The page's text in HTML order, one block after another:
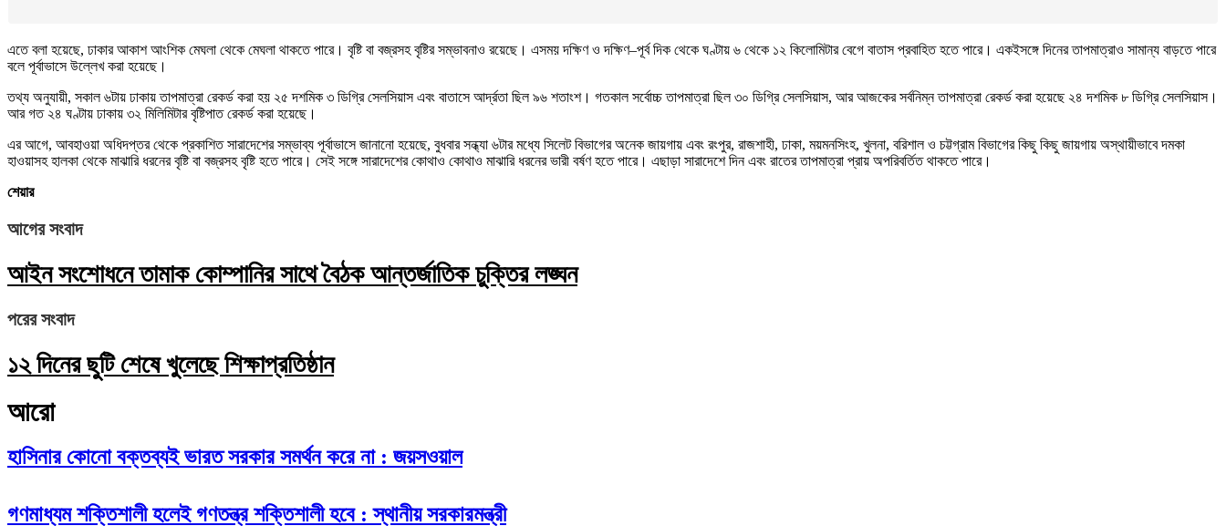
এতে বলা হয়েছে, ঢাকার আকাশ আংশিক মেঘলা থেকে মেঘলা থাকতে পারে। বৃষ্টি বা বজ্রসহ বৃষ্টির সম্ভাবনাও রয়েছে। এসময় দক্ষিণ ও দক্ষিণ–পূর্ব দিক থেকে ঘণ্টায় ৬ থেকে ১২ কিলোমিটার বেগে বাতাস প্রবাহিত হতে পারে। একইসঙ্গে দিনের তাপমাত্রাও সামান্য বাড়তে পারে
বলে পূর্বাভাসে উল্লেখ করা হয়েছে।
তথ্য অনুযায়ী, সকাল ৬টায় ঢাকায় তাপমাত্রা রেকর্ড করা হয় ২৫ দশমিক ৩ ডিগ্রি সেলসিয়াস এবং বাতাসে আর্দ্রতা ছিল ৯৬ শতাংশ। গতকাল সর্বোচ্চ তাপমাত্রা ছিল ৩০ ডিগ্রি সেলসিয়াস, আর আজকের সর্বনিম্ন তাপমাত্রা রেকর্ড করা হয়েছে ২৪ দশমিক ৮ ডিগ্রি সেলসিয়াস।
আর গত ২৪ ঘণ্টায় ঢাকায় ৩২ মিলিমিটার বৃষ্টিপাত রেকর্ড করা হয়েছে।
এর আগে, আবহাওয়া অধিদপ্তর থেকে প্রকাশিত সারাদেশের সম্ভাব্য পূর্বাভাসে জানানো হয়েছে, বুধবার সন্ধ্যা ৬টার মধ্যে সিলেট বিভাগের অনেক জায়গায় এবং রংপুর, রাজশাহী, ঢাকা, ময়মনসিংহ, খুলনা, বরিশাল ও চট্টগ্রাম বিভাগের কিছু কিছু জায়গায় অস্থায়ীভাবে দমকা
হাওয়াসহ হালকা থেকে মাঝারি ধরনের বৃষ্টি বা বজ্রসহ বৃষ্টি হতে পারে। সেই সঙ্গে সারাদেশের কোথাও কোথাও মাঝারি ধরনের ভারী বর্ষণ হতে পারে। এছাড়া সারাদেশে দিন এবং রাতের তাপমাত্রা প্রায় অপরিবর্তিত থাকতে পারে।
শেয়ার
আগের সংবাদ
আইন সংশোধনে তামাক কোম্পানির সাথে বৈঠক আন্তর্জাতিক চুক্তির লঙ্ঘন
পরের সংবাদ
১২ দিনের ছুটি শেষে খুলেছে শিক্ষাপ্রতিষ্ঠান
আরো
হাসিনার কোনো বক্তব্যই ভারত সরকার সমর্থন করে না : জয়সওয়াল
গণমাধ্যম শক্তিশালী হলেই গণতন্ত্র শক্তিশালী হবে : স্থানীয় সরকারমন্ত্রী